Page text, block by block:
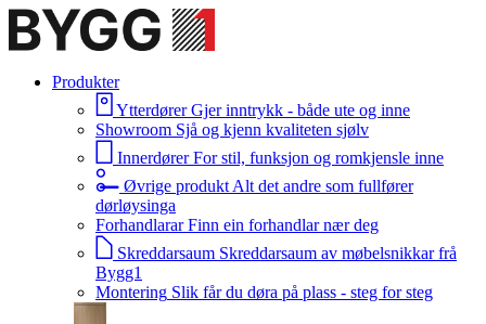
Produkter
Ytterdører Gjer inntrykk - både ute og inne
Showroom Sjå og kjenn kvaliteten sjølv
Innerdører For stil, funksjon og romkjensle inne
Øvrige produkt Alt det andre som fullfører
dørløysinga
Forhandlarar Finn ein forhandlar nær deg
Skreddarsaum Skreddarsaum av møbelsnikkar frå
Bygg1
Montering Slik får du døra på plass - steg for steg